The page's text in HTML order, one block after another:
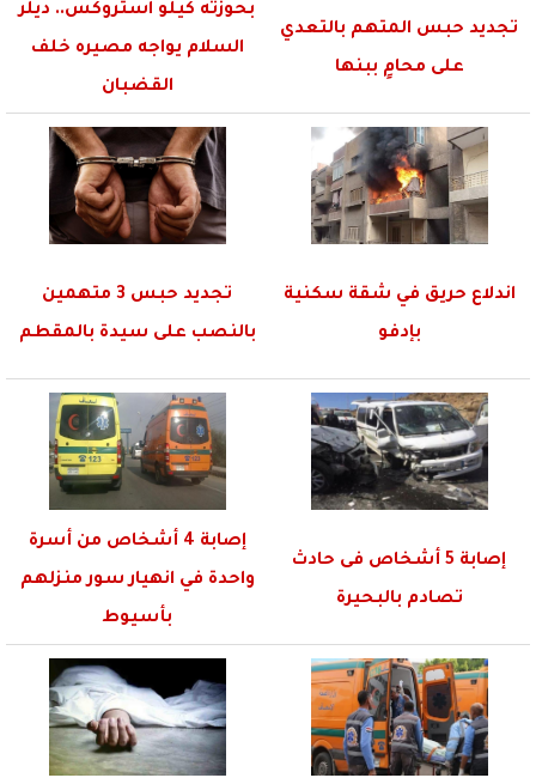
تجديد حبس المتهم بالتعدي
على محامٍ ببنها
بحوزته كيلو استروكس.. ديلر
السلام يواجه مصيره خلف
القضبان
اندلاع حريق في شقة سكنية
بإدفو
تجديد حبس 3 متهمين
بالنصب على سيدة بالمقطم
إصابة 5 أشخاص فى حادث
تصادم بالبحيرة
إصابة 4 أشخاص من أسرة
واحدة في انهيار سور منزلهم
بأسيوط